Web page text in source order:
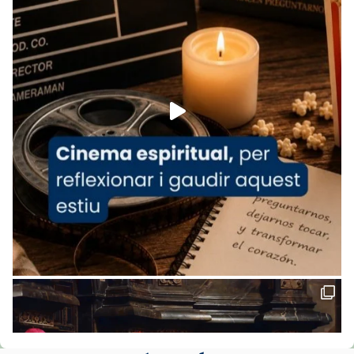
www.vaticannews.va/es/iglesia/news/2026-
07/carmina-historia-depresion-papa-viaje-
espana-testimoni...
Foto
View on Facebook · Share
Arquebisbat de Barcelona
2 weeks ago
«Avui les santes Juliana i Semproniana ens
ajuden a alçar la mirada»
Mons. Sergi Gordo, bisbe de Tortosa, ha
presidit aquest 27 de juliol la missa de Les
Santes de Mataró.
🔗 tinyurl.com/cvu5jmbk
📸 J. Merino